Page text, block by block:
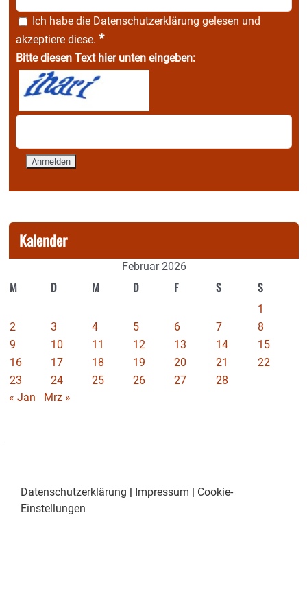
Ich habe die Datenschutzerklärung gelesen und
akzeptiere diese. *
Bitte diesen Text hier unten eingeben:
Kalender
Februar 2026
M D M D F S S
1
2
3 4 5 6 7
8
9
10 11 12 13 14
15
16
17 18 19 20 21
22
23
24 25 26 27
28
« Jan
Mrz »
Datenschutzerklärung | Impressum | Cookie-
Einstellungen